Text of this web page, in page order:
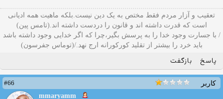
تعقیب و آزار مردم فقط مختص به یک دین نیست.بلکه ماهیت همه ادیانی
است که قدرت داشته اند و قانون را دردست داشته اند.(تامس پین)
/ با جسارت وجود خدا را به پرسش بگیر،چرا که اگر خدایی وجود داشته باشد
باید خرد را بیشتر از تقلید کورکورانه ارج نهد./(توماس جفرسون)
پاسخ بازگفت
کاربر
#66
mmaryamm